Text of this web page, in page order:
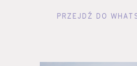
PRZEJDŹ DO